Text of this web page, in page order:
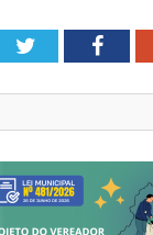
Twitter